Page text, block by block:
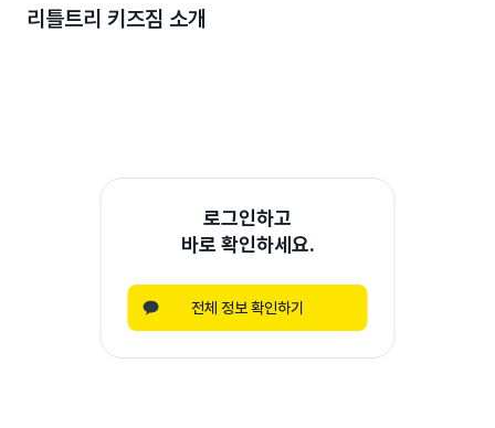
리틀트리 키즈짐 소개
로그인하고
바로 확인하세요.
전체 정보 확인하기